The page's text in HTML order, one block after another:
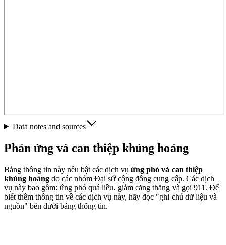
Data notes and sources
Phản ứng và can thiệp khủng hoảng
Bảng thông tin này nêu bật các dịch vụ ứng phó và can thiệp
khủng hoảng do các nhóm Đại sứ cộng đồng cung cấp. Các dịch
vụ này bao gồm: ứng phó quá liều, giảm căng thẳng và gọi 911. Để
biết thêm thông tin về các dịch vụ này, hãy đọc "ghi chú dữ liệu và
nguồn" bên dưới bảng thông tin.